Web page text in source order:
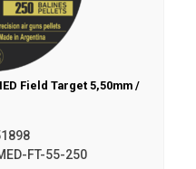
Field Target 5,50mm /
FT-55-250